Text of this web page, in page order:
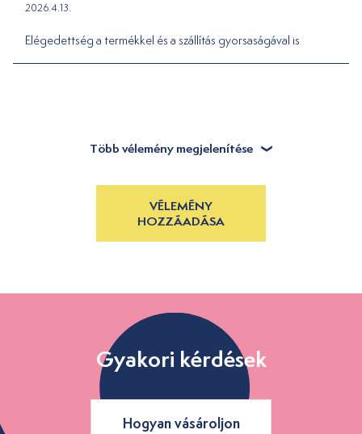
2026.4.13.
Elégedettség a termékkel és a szállítás gyorsaságával is
Több vélemény megjelenítése
VÉLEMÉNY
HOZZÁADÁSA
Gyakori kérdések
Hogyan vásároljon